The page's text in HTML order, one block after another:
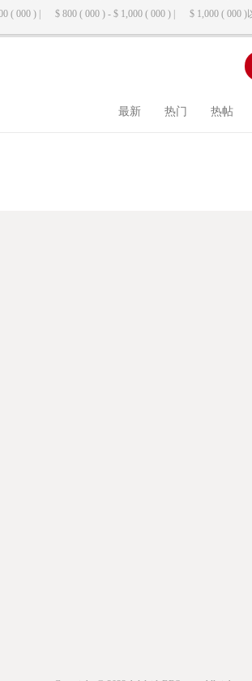
( 000 ) | $ 800 ( 000 ) - $ 1,000 ( 000 ) | $ 1,000 ( 000 )
最新 热门 热帖